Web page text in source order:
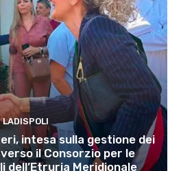
LADISPOLI
intesa sulla gestione dei
il Consorzio per le
dell’Etruria Meridionale